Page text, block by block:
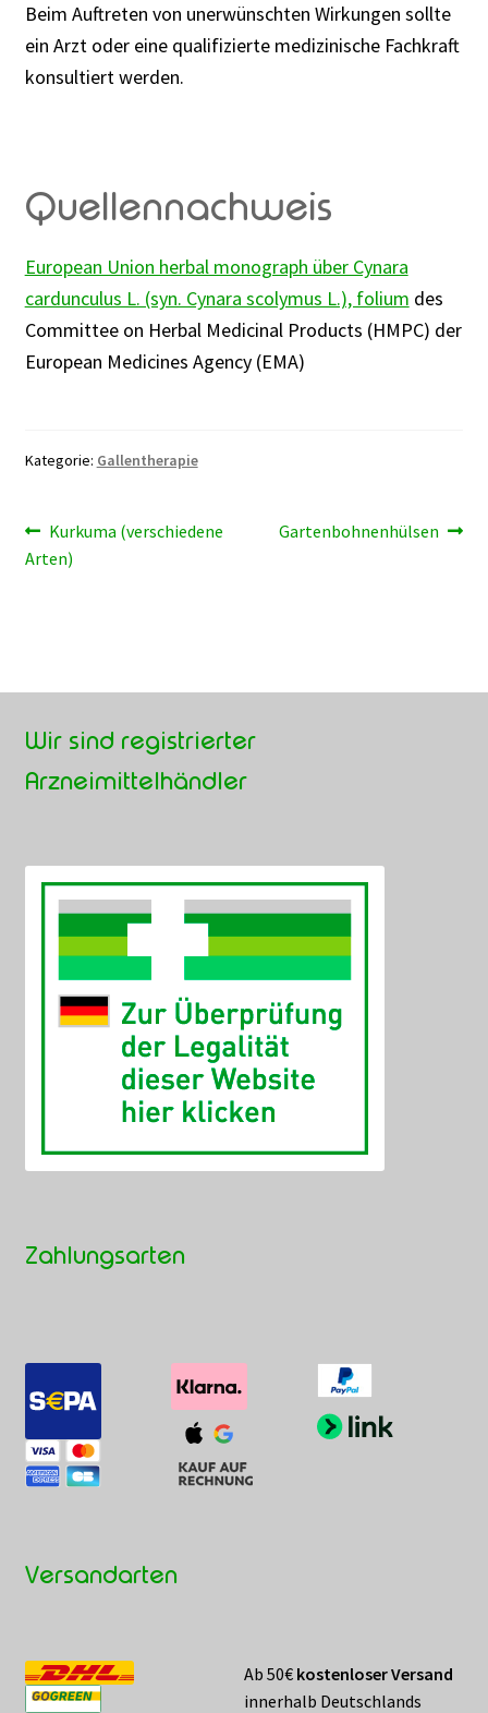
Beim Auftreten von unerwünschten Wirkungen sollte
ein Arzt oder eine qualifizierte medizinische Fachkraft
konsultiert werden.
Quellennachweis
European Union herbal monograph über Cynara
cardunculus L. (syn. Cynara scolymus L.), folium des
Committee on Herbal Medicinal Products (HMPC) der
European Medicines Agency (EMA)
Kategorie: Gallentherapie
Beitragsnavigation
Vorheriger
Beitrag:
Kurkuma (verschiedene
Arten)
Nächster
Gartenbohnenhülsen
Wir sind registrierter
Arzneimittelhändler
Zahlungsarten
Versandarten
Ab 50€ kostenloser Versand
innerhalb Deutschlands